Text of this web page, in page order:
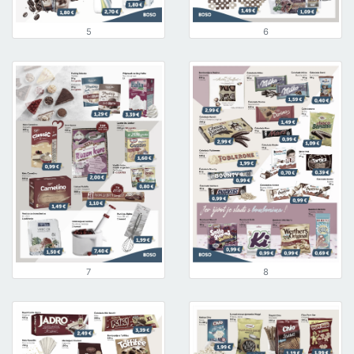
5 6
7 8